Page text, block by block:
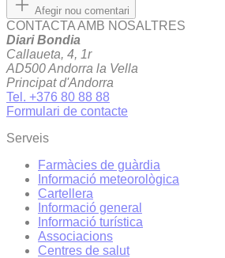
Afegir nou comentari
CONTACTA AMB NOSALTRES
Diari Bondia
Callaueta, 4, 1r
AD500 Andorra la Vella
Principat d'Andorra
Tel. +376 80 88 88
Formulari de contacte
Serveis
Farmàcies de guàrdia
Informació meteorològica
Cartellera
Informació general
Informació turística
Associacions
Centres de salut